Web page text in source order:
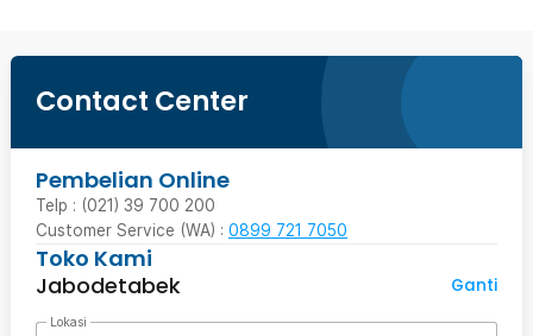
Contact Center
Pembelian Online
Telp : (021) 39 700 200
Customer Service (WA) : 0899 721 7050
Toko Kami
Jabodetabek
Ganti
Lokasi